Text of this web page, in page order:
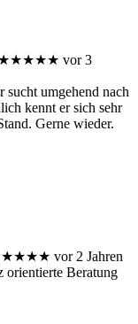
vor 3
umgehend nach
kennt er sich sehr
Gerne wieder.
vor 2 Jahren
orientierte Beratung